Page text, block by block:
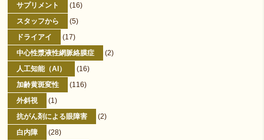
サプリメント
(16)
スタッフから
(5)
ドライアイ
(17)
中心性漿液性網脈絡膜症
(2)
人工知能（AI）
(16)
加齢黄斑変性
(116)
外斜視
(1)
抗がん剤による眼障害
(2)
白内障
(28)